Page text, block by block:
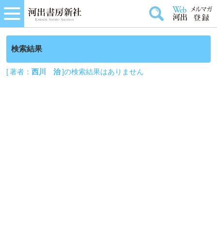
検索結果
[ 著者：西川 治]の検索結果はありません